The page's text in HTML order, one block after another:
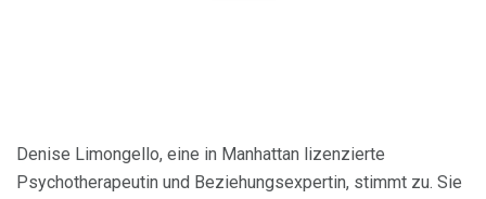
Denise Limongello, eine in Manhattan lizenzierte
Psychotherapeutin und Beziehungsexpertin, stimmt zu. Sie